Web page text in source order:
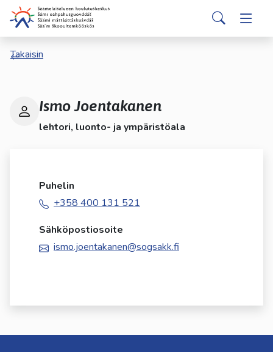
Siirry pääsisältöön
Search
Valitse
käytettävissä
alasnuolilla.
painamalla
enteriä.
käyttäjät
pyyhkäisyliikkeitä.
Takaisin
Ismo Joentakanen
lehtori, luonto- ja ympäristöala
Puhelin
+358 400 131 521
Sähköpostiosoite
ismo.joentakanen@sogsakk.fi